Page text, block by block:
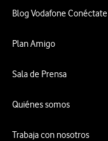
Blog Vodafone Conéctate
Plan Amigo
Sala de Prensa
Quiénes somos
Trabaja con nosotros